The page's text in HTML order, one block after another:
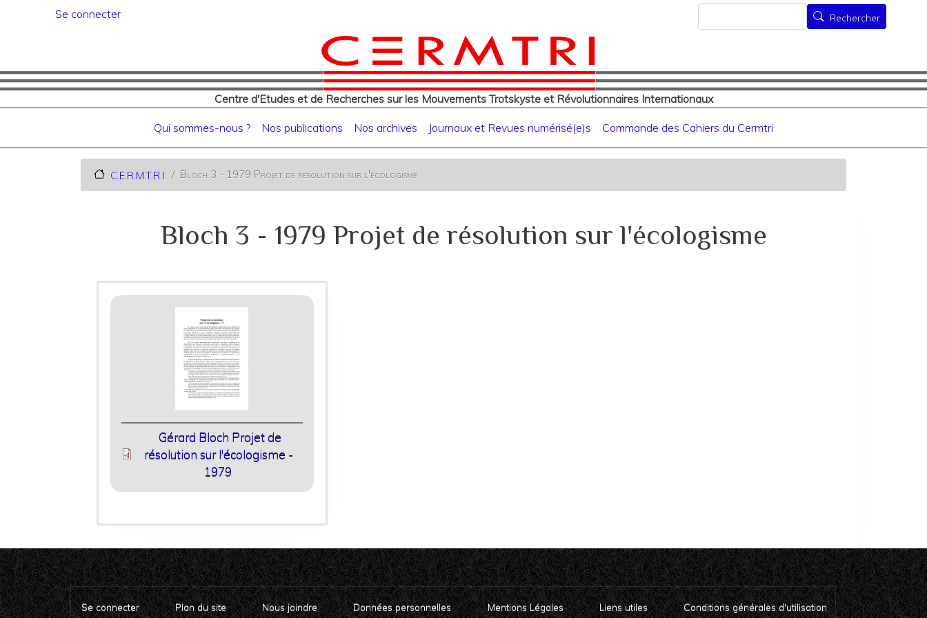
contenu
principal
Menu du compte de l'utilisateur
Se connecter
Centre d'Etudes et de Recherches sur les Mouvements Trotskyste et Révolutionnaires Internationaux
Rechercher
Rechercher
Navigation principale
Qui sommes-nous ? Nos publications Nos archives Journaux et Revues numérisé(e)s Commande des Cahiers du Cermtri
C.E.R.M.T.R.I Bloch 3 - 1979 Projet de résolution sur l'écologisme
Bloch 3 - 1979 Projet de résolution sur l'écologisme
Gérard Bloch Projet de
résolution sur l'écologisme -
1979
Se connecter Plan du site Nous joindre Données personnelles Mentions Légales Liens utiles Conditions générales d'utilisation